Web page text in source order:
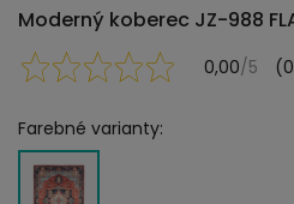
Moderný koberec JZ-988
0,00/5
Farebné varianty: